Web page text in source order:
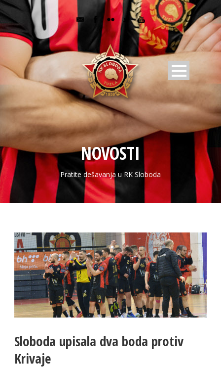
NOVOSTI
Pratite dešavanja u RK Sloboda
Sloboda upisala dva boda protiv
Krivaje